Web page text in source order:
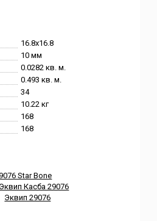
16.8x16.8
10 мм
0.0282 кв. м.
0.493 кв. м.
34
10.22 кг
168
168
Star Bone
Эквип Касба 29076
Эквип 29076